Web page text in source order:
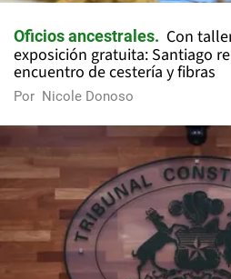
Oficios ancestrales
Con
exposición gratuita: Santiago
encuentro de cestería y fibras
Por Nicole Donoso